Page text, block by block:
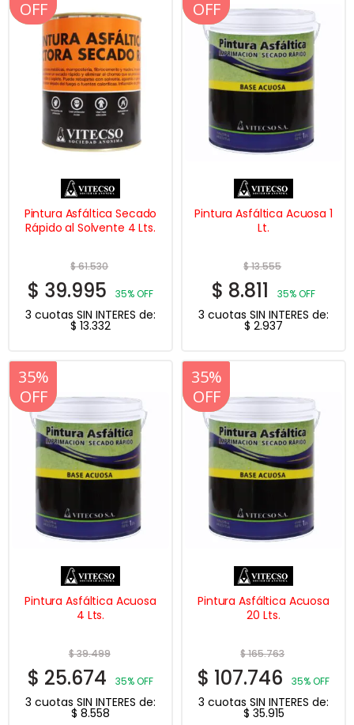
OFF
OFF
Pintura Asfáltica Secado
Rápido al Solvente 4 Lts.
$61.530
$ 39.995 35% OFF
3 cuotas SIN INTERES de:
$ 13.332
OFF
OFF
Pintura Asfáltica Acuosa 1
Lt.
$13.555
$ 8.811 35% OFF
3 cuotas SIN INTERES de:
$ 2.937
20%
OFF
35%
OFF
Pintura Asfáltica Acuosa
4 Lts.
$39.499
$ 25.674 35% OFF
3 cuotas SIN INTERES de:
$ 8.558
20%
OFF
35%
OFF
Pintura Asfáltica Acuosa
20 Lts.
$165.763
$ 107.746 35% OFF
3 cuotas SIN INTERES de:
$ 35.915